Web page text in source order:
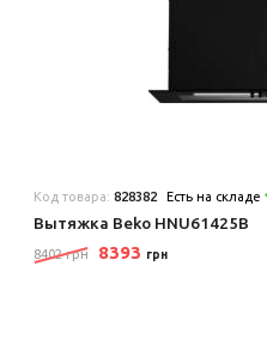
Код товара:828382 Есть на складе
Вытяжка Beko HNU61425B
8402 грн 8393 грн